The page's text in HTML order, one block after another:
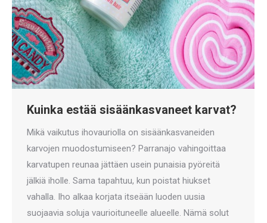
Kuinka estää sisäänkasvaneet karvat?
Mikä vaikutus ihovauriolla on sisäänkasvaneiden
karvojen muodostumiseen? Parranajo vahingoittaa
karvatupen reunaa jättäen usein punaisia pyöreitä
jälkiä iholle. Sama tapahtuu, kun poistat hiukset
vahalla. Iho alkaa korjata itseään luoden uusia
suojaavia soluja vaurioituneelle alueelle. Nämä solut